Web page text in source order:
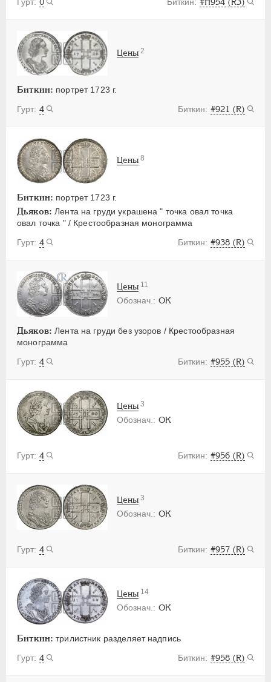
Биткин: портрет 1723 г.
4
#921 (R)
Цены 2
Биткин: портрет 1723 г.
Дьяков: Лента на груди украшена " точка овал точка
овал точка " / Крестообразная монограмма
4
#938 (R)
Цены 8
OK
Дьяков: Лента на груди без узоров / Крестообразная
монограмма
4
#955 (R)
Цены 11
OK
4 #956 (R)
Цены 3
OK
4 #957 (R)
Цены 3
OK
Биткин: трилистник разделяет надпись
4
#958 (R)
Цены 14